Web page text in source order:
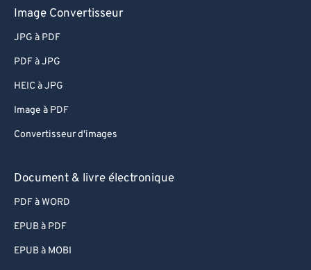
Image Convertisseur
JPG à PDF
PDF à JPG
HEIC à JPG
Image à PDF
Convertisseur d'images
Document & livre électronique
PDF à WORD
EPUB à PDF
EPUB à MOBI